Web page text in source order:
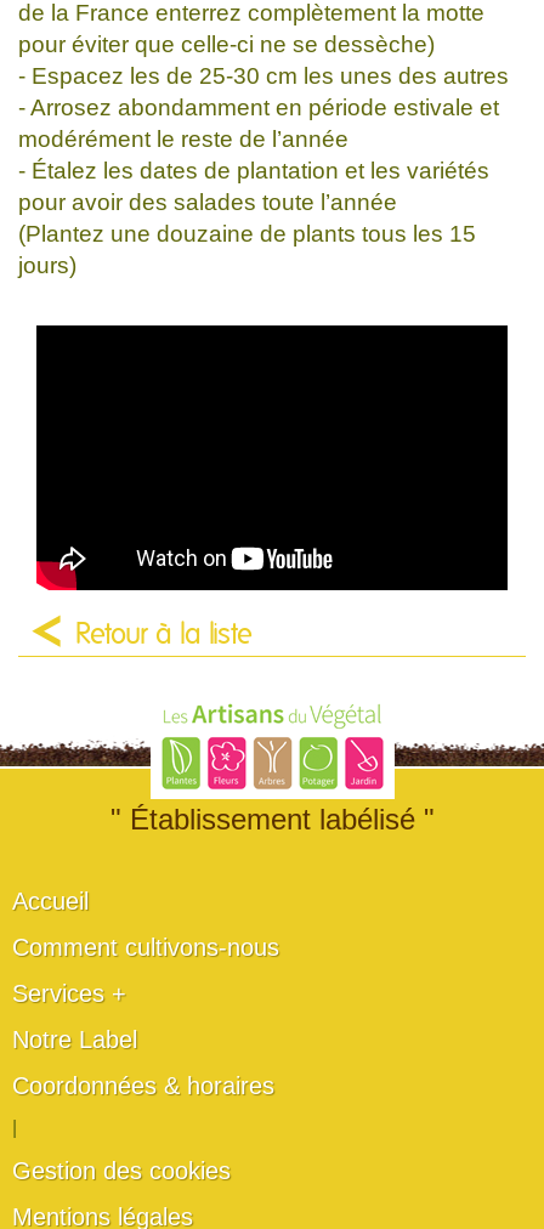
de la France enterrez complètement la motte
pour éviter que celle-ci ne se dessèche)
- Espacez les de 25-30 cm les unes des autres
- Arrosez abondamment en période estivale et
modérément le reste de l’année
- Étalez les dates de plantation et les variétés
pour avoir des salades toute l’année
(Plantez une douzaine de plants tous les 15
jours)
Retour à la liste
" Établissement labélisé "
Accueil
Comment cultivons-nous
Services +
Notre Label
Coordonnées & horaires
Gestion des cookies
Mentions légales